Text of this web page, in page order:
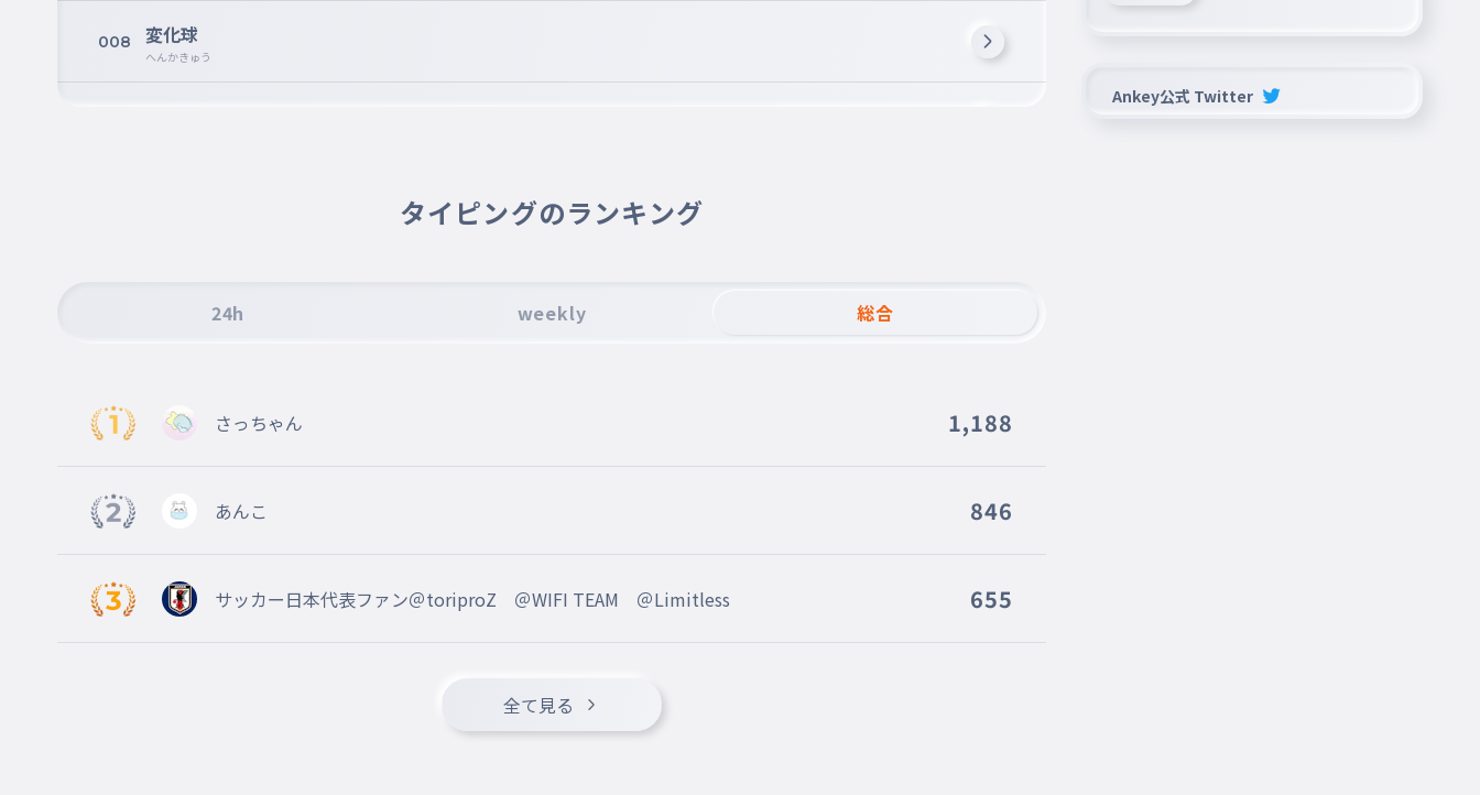
008 変化球
へんかきゅう
阪神タイガーズ
014 ドジャース
015 佐々木朗希
タイピングのランキング
24h weekly 総合
さっちゃん 1,188
あんこ 846
サッカー日本代表ファン＠toriproZ ＠WIFI TEAM ＠Limitless 655
全て見る
Ankey公式 Twitter